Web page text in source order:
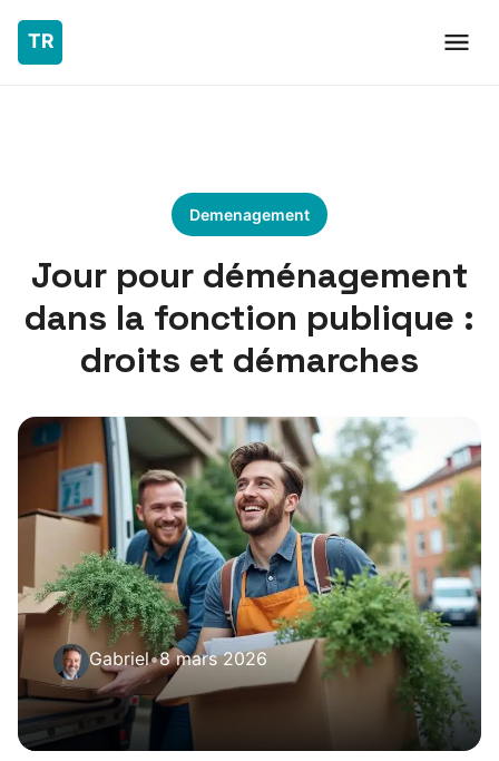
Demenagement
Jour pour déménagement
dans la fonction publique :
droits et démarches
Gabriel•8 mars 2026